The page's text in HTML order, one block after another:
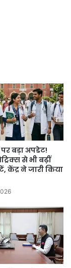
पर बड़ा अपडेट!
से भी बढ़ीं
केंद्र ने जारी किया